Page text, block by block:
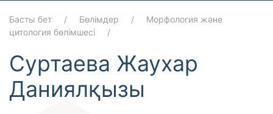
Басты бет Бөлімдер
Морфология және
цитология бөлімшесі
Суртаева Жаухар
Даниялқызы